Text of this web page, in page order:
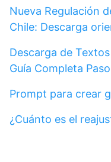
Nueva Regulación
Chile: Descarga
Descarga de
Guía Completa
Prompt para crear
¿Cuánto es el